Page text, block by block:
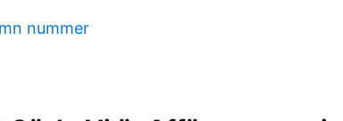
nummer